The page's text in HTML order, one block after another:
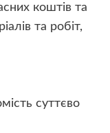
коштів та
та робіт,
суттєво